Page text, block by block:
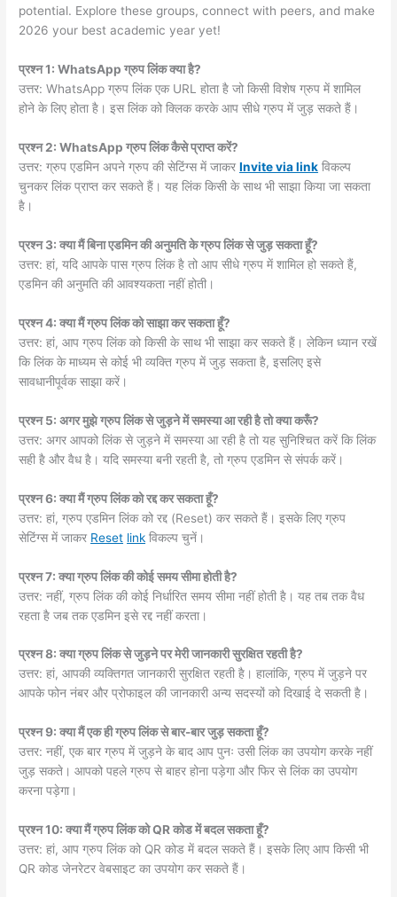
potential. Explore these groups, connect with peers, and make
2026 your best academic year yet!
प्रश्न 1: WhatsApp ग्रुप लिंक क्या है?
उत्तर: WhatsApp ग्रुप लिंक एक URL होता है जो किसी विशेष ग्रुप में शामिल
होने के लिए होता है। इस लिंक को क्लिक करके आप सीधे ग्रुप में जुड़ सकते हैं।
प्रश्न 2: WhatsApp ग्रुप लिंक कैसे प्राप्त करें?
उत्तर: ग्रुप एडमिन अपने ग्रुप की सेटिंग्स में जाकरInvite via link विकल्प
चुनकर लिंक प्राप्त कर सकते हैं। यह लिंक किसी के साथ भी साझा किया जा सकता
है।
प्रश्न 3: क्या मैं बिना एडमिन की अनुमति के ग्रुप लिंक से जुड़ सकता हूँ?
उत्तर: हां, यदि आपके पास ग्रुप लिंक है तो आप सीधे ग्रुप में शामिल हो सकते हैं,
एडमिन की अनुमति की आवश्यकता नहीं होती।
प्रश्न 4: क्या मैं ग्रुप लिंक को साझा कर सकता हूँ?
उत्तर: हां, आप ग्रुप लिंक को किसी के साथ भी साझा कर सकते हैं। लेकिन ध्यान रखें
कि लिंक के माध्यम से कोई भी व्यक्ति ग्रुप में जुड़ सकता है, इसलिए इसे
सावधानीपूर्वक साझा करें।
प्रश्न 5: अगर मुझे ग्रुप लिंक से जुड़ने में समस्या आ रही है तो क्या करूँ?
उत्तर: अगर आपको लिंक से जुड़ने में समस्या आ रही है तो यह सुनिश्चित करें कि लिंक
सही है और वैध है। यदि समस्या बनी रहती है, तो ग्रुप एडमिन से संपर्क करें।
प्रश्न 6: क्या मैं ग्रुप लिंक को रद्द कर सकता हूँ?
उत्तर: हां, ग्रुप एडमिन लिंक को रद्द (Reset) कर सकते हैं। इसके लिए ग्रुप
सेटिंग्स में जाकर Reset link विकल्प चुनें।
प्रश्न 7: क्या ग्रुप लिंक की कोई समय सीमा होती है?
उत्तर: नहीं, ग्रुप लिंक की कोई निर्धारित समय सीमा नहीं होती है। यह तब तक वैध
रहता है जब तक एडमिन इसे रद्द नहीं करता।
प्रश्न 8: क्या ग्रुप लिंक से जुड़ने पर मेरी जानकारी सुरक्षित रहती है?
उत्तर: हां, आपकी व्यक्तिगत जानकारी सुरक्षित रहती है। हालांकि, ग्रुप में जुड़ने पर
आपके फोन नंबर और प्रोफाइल की जानकारी अन्य सदस्यों को दिखाई दे सकती है।
प्रश्न 9: क्या मैं एक ही ग्रुप लिंक से बार-बार जुड़ सकता हूँ?
उत्तर: नहीं, एक बार ग्रुप में जुड़ने के बाद आप पुनः उसी लिंक का उपयोग करके नहीं
जुड़ सकते। आपको पहले ग्रुप से बाहर होना पड़ेगा और फिर से लिंक का उपयोग
करना पड़ेगा।
प्रश्न 10: क्या मैं ग्रुप लिंक को QR कोड में बदल सकता हूँ?
उत्तर: हां, आप ग्रुप लिंक को QR कोड में बदल सकते हैं। इसके लिए आप किसी भी
QR कोड जेनरेटर वेबसाइट का उपयोग कर सकते हैं।